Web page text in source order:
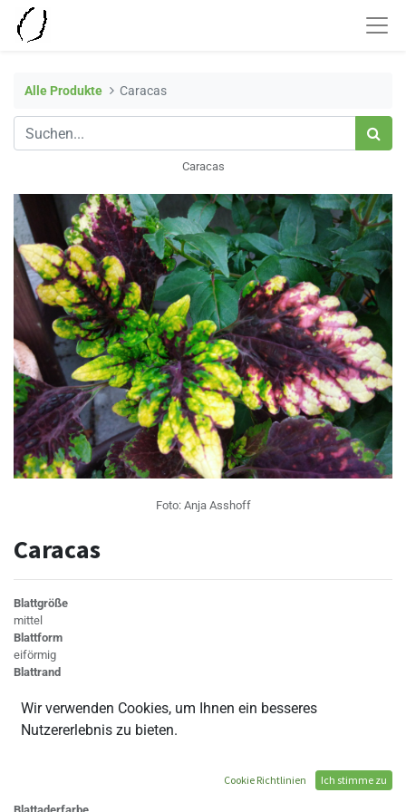
Alle Produkte Caracas
Caracas
Foto: Anja Asshoff
Caracas
Blattgröße
mittel
Blattform
eiförmig
Blattrand
Blattanhang
nein
Wir verwenden Cookies, um Ihnen ein besseres
Nutzererlebnis zu bieten.
Cookie Richtlinien Ich stimme zu